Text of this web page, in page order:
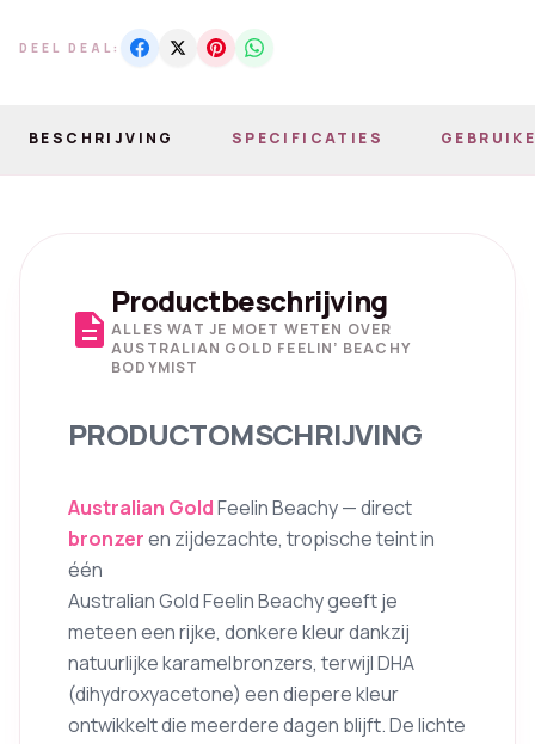
DEEL DEAL:
BESCHRIJVING SPECIFICATIES
description
Productbeschrijving
ALLES WAT JE MOET WETEN OVER
AUSTRALIAN GOLD FEELIN’ BEACHY
BODYMIST
PRODUCTOMSCHRIJVING
Australian GoldFeelin Beachy — direct
bronzeren zijdezachte, tropische teint in
één
Australian Gold Feelin Beachy geeft je
meteen een rijke, donkere kleur dankzij
natuurlijke karamelbronzers, terwijl DHA
(dihydroxyacetone) een diepere kleur
ontwikkelt die meerdere dagen blijft. De lichte